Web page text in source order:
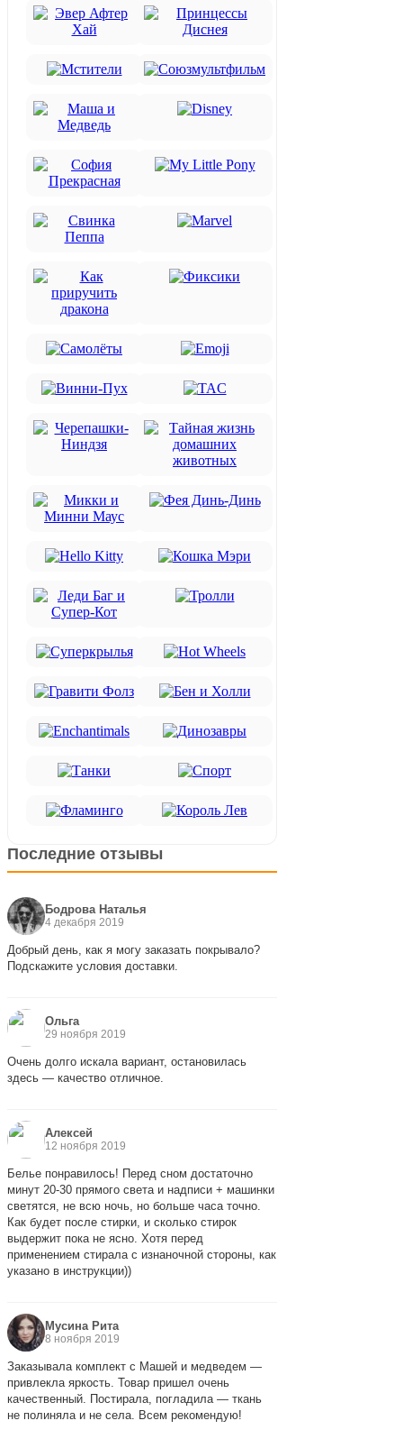
Последние отзывы
Бодрова Наталья
4 декабря 2019
Добрый день, как я могу заказать покрывало?
Подскажите условия доставки.
Ольга
29 ноября 2019
Очень долго искала вариант, остановилась
здесь — качество отличное.
Алексей
12 ноября 2019
Белье понравилось! Перед сном достаточно
минут 20-30 прямого света и надписи + машинки
светятся, не всю ночь, но больше часа точно.
Как будет после стирки, и сколько стирок
выдержит пока не ясно. Хотя перед
применением стирала с изнаночной стороны, как
указано в инструкции))
Мусина Рита
8 ноября 2019
Заказывала комплект с Машей и медведем —
привлекла яркость. Товар пришел очень
качественный. Постирала, погладила — ткань
не полиняла и не села. Всем рекомендую!